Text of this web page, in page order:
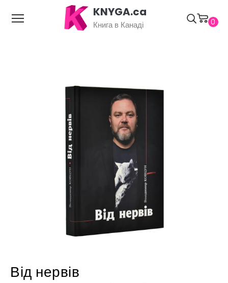
KNYGA.ca
Книга в Канаді 0
Від нервів